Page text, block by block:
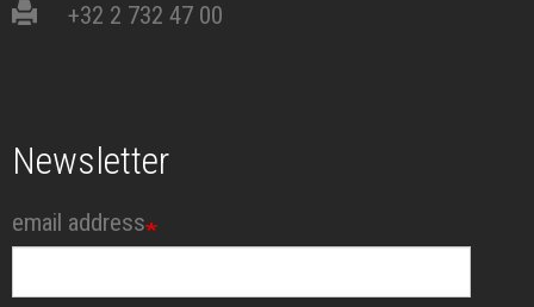
+32 2 732 47 00
Newsletter
email address